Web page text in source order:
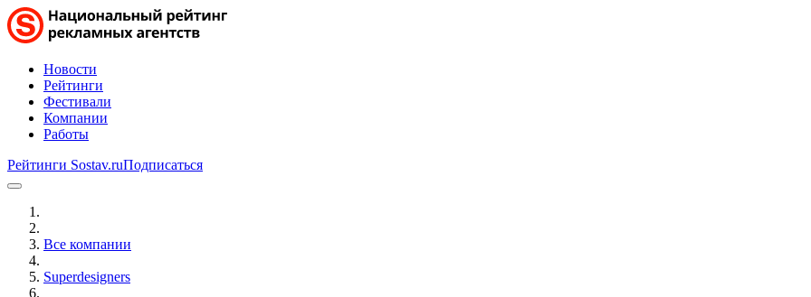
Новости
Рейтинги
Фестивали
Компании
Работы
Рейтинги Sostav.ruПодписаться
Все компании
Superdesigners